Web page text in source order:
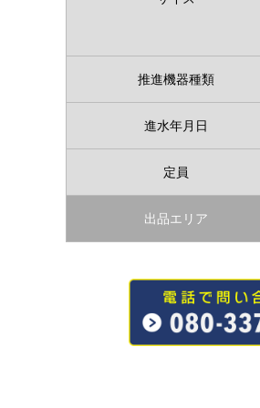
推進機器種類
進水年月日
定員
出品エリア